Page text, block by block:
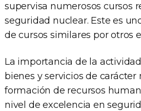
supervisa numerosos cursos
seguridad nuclear. Este es
de cursos similares por otros
La importancia de la
bienes y servicios de
formación de recursos
nivel de excelencia en